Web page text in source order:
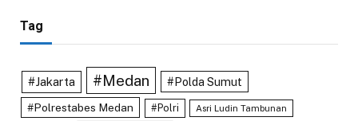
Tag
#Jakarta #Medan #Polda Sumut
#Polrestabes Medan #Polri Asri Ludin Tambunan